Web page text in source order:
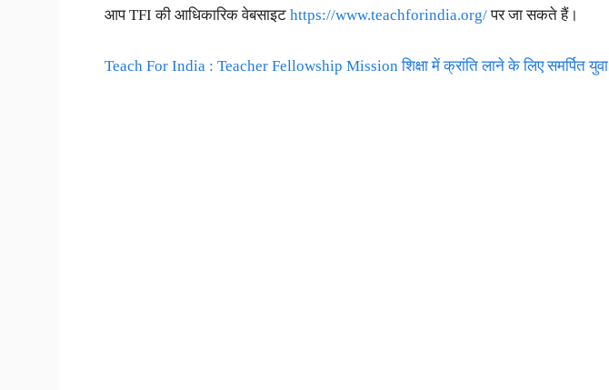
आप TFI की आधिकारिक वेबसाइट https://www.teachforindia.org/पर जा सकते हैं।
Teach For India : Teacher Fellowship Mission शिक्षा में क्रांति लाने के लिए समर्पित युवा